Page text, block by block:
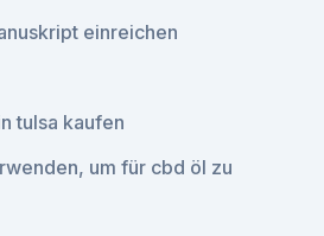
einreichen
tulsa kaufen
um für cbd öl zu